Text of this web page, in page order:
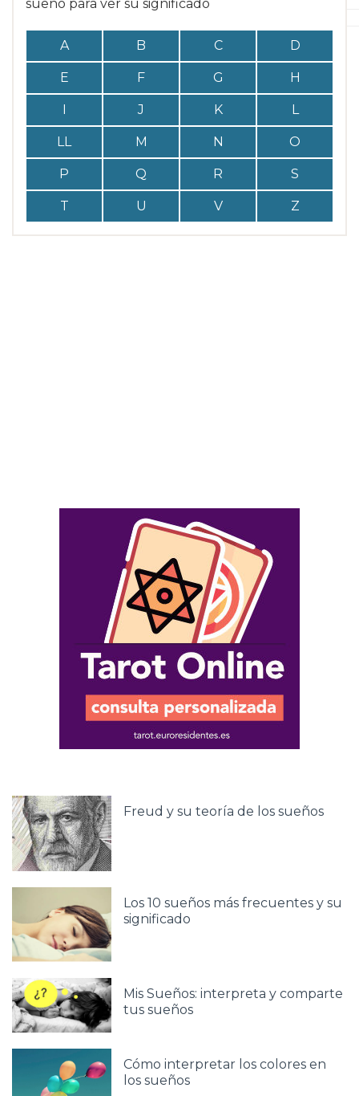
sueño para ver su significado
A B C D
E F G H
J K L
LL M N O
P Q R S
T U V Z
Freud y su teoría de los sueños
Los 10 sueños más frecuentes y su
significado
Mis Sueños: interpreta y comparte
tus sueños
Cómo interpretar los colores en
los sueños